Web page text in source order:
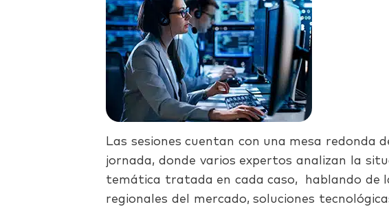
Las sesiones cuentan con una mesa redonda
jornada, donde varios expertos analizan la
temática tratada en cada caso, hablando de
regionales del mercado, soluciones